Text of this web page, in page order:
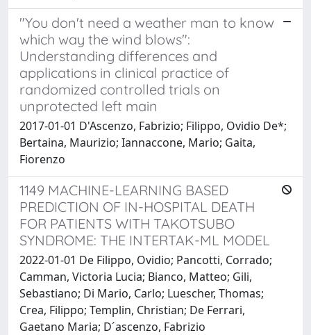
"You don't need a weather man to know
which way the wind blows":
Understanding differences and
applications in clinical practice of
randomized controlled trials on
unprotected left main
2017-01-01 D'Ascenzo, Fabrizio; Filippo, Ovidio De*;
Bertaina, Maurizio; Iannaccone, Mario; Gaita,
Fiorenzo
1149 MACHINE-LEARNING BASED
PREDICTION OF IN-HOSPITAL DEATH
FOR PATIENTS WITH TAKOTSUBO
SYNDROME: THE INTERTAK-ML MODEL
2022-01-01 De Filippo, Ovidio; Pancotti, Corrado;
Camman, Victoria Lucia; Bianco, Matteo; Gili,
Sebastiano; Di Mario, Carlo; Luescher, Thomas;
Crea, Filippo; Templin, Christian; De Ferrari,
Gaetano Maria; D´ascenzo, Fabrizio